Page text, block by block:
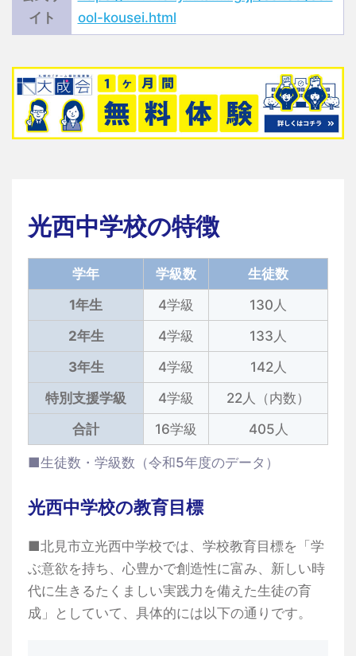
イト
ool-kousei.html
光西中学校の特徴
■生徒数・学級数（令和5年度のデータ）
学年 学級数
生徒数
1年生
4学級
130人
2年生
4学級
133人
3年生
4学級
142人
特別支援学級
4学級
22人（内数）
合計
16学級 405人
光西中学校の教育目標
■北見市立光西中学校では、学校教育目標を「学
ぶ意欲を持ち、心豊かで創造性に富み、新しい時
代に生きるたくましい実践力を備えた生徒の育
成」としていて、具体的には以下の通りです。